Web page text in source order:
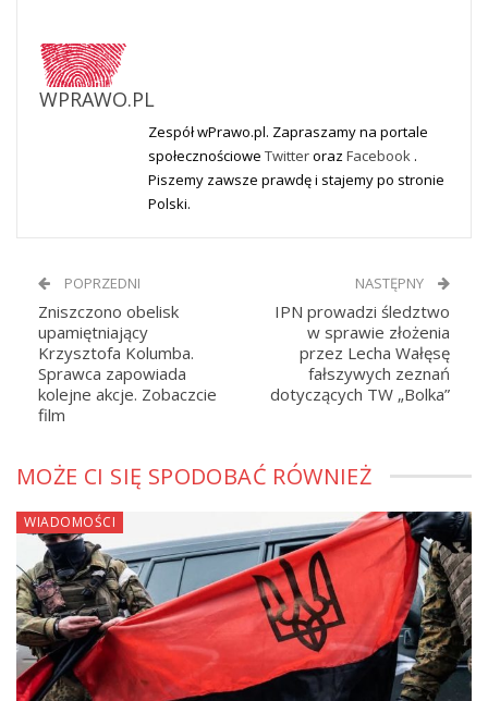
WPRAWO.PL
Zespół wPrawo.pl. Zapraszamy na portale
społecznościowe Twitteroraz Facebook .
Piszemy zawsze prawdę i stajemy po stronie
Polski.
POPRZEDNI
Zniszczono obelisk
upamiętniający
Krzysztofa Kolumba.
Sprawca zapowiada
kolejne akcje. Zobaczcie
film
NASTĘPNY
IPN prowadzi śledztwo
w sprawie złożenia
przez Lecha Wałęsę
fałszywych zeznań
dotyczących TW „Bolka”
MOŻE CI SIĘ SPODOBAĆ RÓWNIEŻ
WIADOMOŚCI